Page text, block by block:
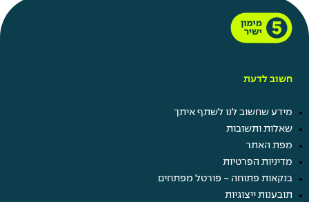
חשוב לדעת
מידע שחשוב לנו לשתף איתך
שאלות ותשובות
מפת האתר
מדיניות הפרטיות
בנקאות פתוחה - פורטל מפתחים
תובענות ייצוגיות